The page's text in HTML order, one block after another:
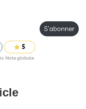
5
Note globale
S'abonner